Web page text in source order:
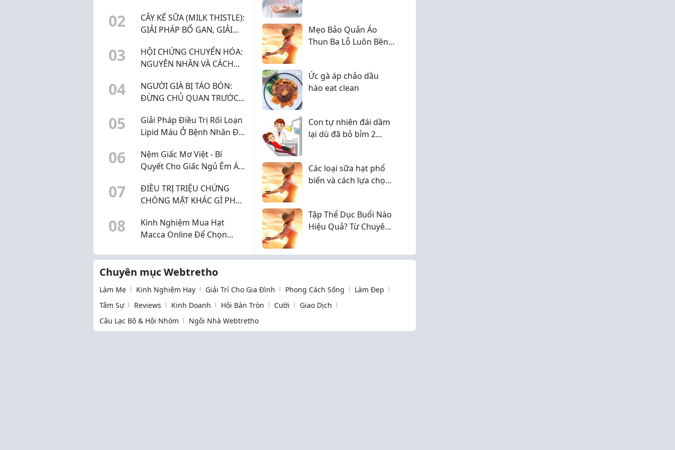
02
CÂY KẾ SỮA (MILK THISTLE):
GIẢI PHÁP BỔ GAN, GIẢI
03
HỘI CHỨNG CHUYỂN HÓA:
NGUYÊN NHÂN VÀ CÁCH
04
NGƯỜI GIÀ BỊ TÁO BÓN:
ĐỪNG CHỦ QUAN TRƯỚC
CHỨNG
05
Giải Pháp Điều Trị Rối Loạn
Lipid Máu Ở Bệnh Nhân Đái
06
Nệm Giấc Mơ Việt - Bí
Quyết Cho Giấc Ngủ Êm Ái
07
ĐIỀU TRỊ TRIỆU CHỨNG
CHÓNG MẶT KHÁC GÌ PHỤC
08
Kinh Nghiệm Mua Hạt
Macca Online Để Chọn
Lượng
Mẹo Bảo Quản Áo
Thun Ba Lỗ Luôn Bền
Ức gà áp chảo dầu
hào eat clean
Con tự nhiên đái dầm
lại dù đã bỏ bỉm 2
nguyên nhân ít mẹ
nghĩ tới
Các loại sữa hạt phổ
biến và cách lựa chọn
Tập Thể Dục Buổi Nào
Hiệu Quả? Từ Chuyên
Chuyên mục Webtretho
Làm Mẹ Kinh Nghiệm Hay Giải Trí Cho Gia Đình Phong Cách Sống
Làm Đẹp
Tâm Sự
Reviews Kinh Doanh Hội Bàn Tròn Cưới
Giao Dịch
Câu Lạc Bộ & Hội Nhóm
Ngôi Nhà Webtretho